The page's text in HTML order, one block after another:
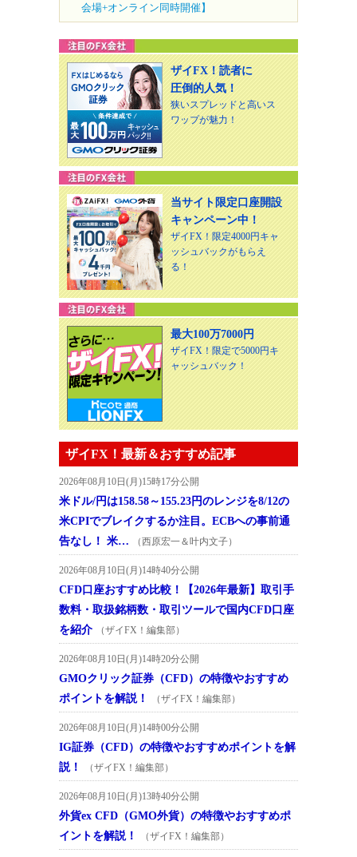
会場+オンライン同時開催】
ザイFX！読者に
圧倒的人気！
狭いスプレッドと高いス
ワップが魅力！
当サイト限定口座開設
キャンペーン中！
ザイFX！限定4000円キャ
ッシュバックがもらえ
る！
最大100万7000円
ザイFX！限定で5000円キ
ャッシュバック！
ザイFX！最新＆おすすめ記事
2026年08月10日(月)15時17分公開
米ドル/円は158.58～155.23円のレンジを8/12の
米CPIでブレイクするか注目。ECBへの事前通
告なし！ 米…
（西原宏一＆叶内文子）
2026年08月10日(月)14時40分公開
CFD口座おすすめ比較！【2026年最新】取引手
数料・取扱銘柄数・取引ツールで国内CFD口座
を紹介
（ザイFX！編集部）
2026年08月10日(月)14時20分公開
GMOクリック証券（CFD）の特徴やおすすめ
ポイントを解説！
（ザイFX！編集部）
2026年08月10日(月)14時00分公開
IG証券（CFD）の特徴やおすすめポイントを解
説！
（ザイFX！編集部）
2026年08月10日(月)13時40分公開
外貨ex CFD（GMO外貨）の特徴やおすすめポ
イントを解説！
（ザイFX！編集部）